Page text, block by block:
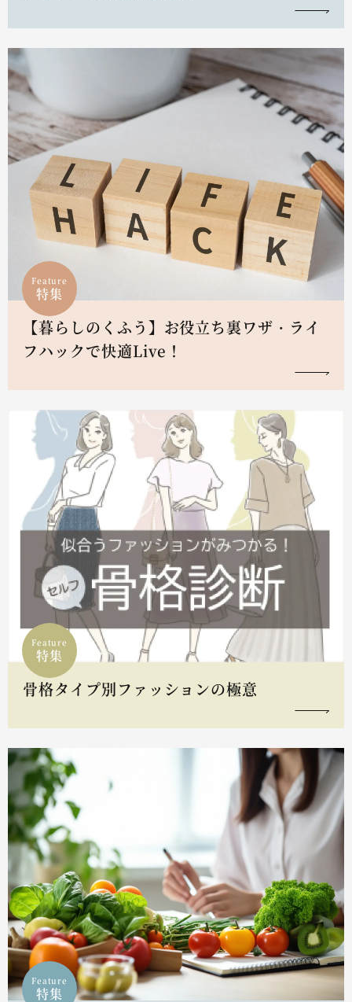
Feature
特集
【暮らしのくふう】お役立ち裏ワザ・ライ
フハックで快適Live！
Feature
特集
骨格タイプ別ファッションの極意
Feature
特集